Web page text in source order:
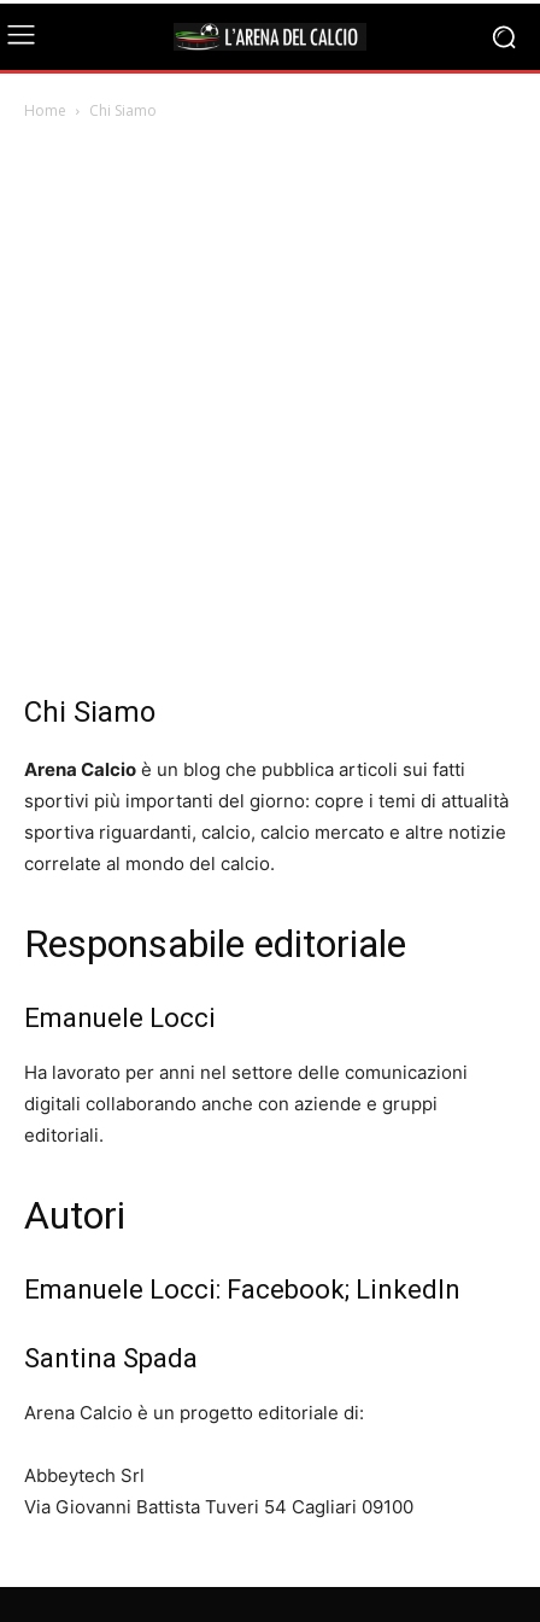
Home Chi Siamo
Chi Siamo
Arena Calcio è un blog che pubblica articoli sui fatti
sportivi più importanti del giorno: copre i temi di attualità
sportiva riguardanti, calcio, calcio mercato e altre notizie
correlate al mondo del calcio.
Responsabile editoriale
Emanuele Locci
Ha lavorato per anni nel settore delle comunicazioni
digitali collaborando anche con aziende e gruppi
editoriali.
Autori
Emanuele Locci: Facebook; LinkedIn
Santina Spada
Arena Calcio è un progetto editoriale di:
Abbeytech Srl
Via Giovanni Battista Tuveri 54 Cagliari 09100